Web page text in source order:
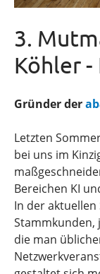
3.
Köhler -
Gründer der
Letzten
bei uns im
Bereichen KI
In der
Stammkunden,
die man